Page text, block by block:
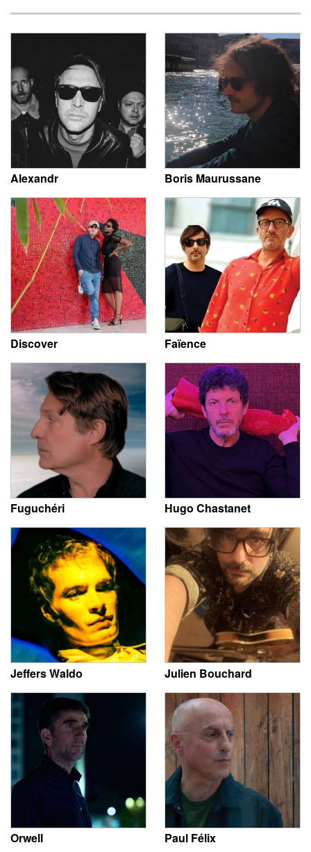
Alexandr Boris Maurussane
Discover Faïence
Fuguchéri Hugo Chastanet
Jeffers Waldo Julien Bouchard
Orwell Paul Félix